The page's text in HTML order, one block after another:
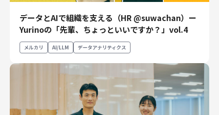
データとAIで組織を支える（HR @suwachan）ー
Yurinoの「先輩、ちょっといいですか？」vol.4
メルカリ AI/LLM データアナリティクス